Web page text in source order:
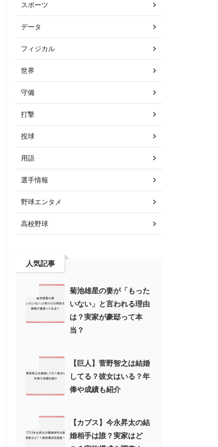
スポーツ
データ
フィジカル
世界
守備
打撃
投球
用語
選手情報
野球エンタメ
高校野球
人気記事
菊池雄星の妻が「もった
いない」と言われる理由
は？実家が豪邸って本
当？
【巨人】菅野智之は結婚
してる？彼女はいる？年
俸や成績も紹介
【カブス】今永昇太の結
婚相手は誰？実家はど